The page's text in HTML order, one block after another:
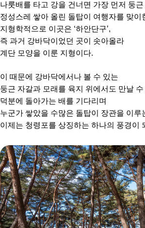
나룻배를 타고 강을 건너면 가장 먼저 둥
정성스레 쌓아 올린 돌탑이 여행자를 맞이
지형학적으로 이곳은 ‘하안단구’,
즉 과거 강바닥이었던 곳이 솟아올라
계단 모양을 이룬 지형이다.
이 때문에 강바닥에서나 볼 수 있는
둥근 자갈과 모래를 육지 위에서도 만날 수
덕분에 돌아가는 배를 기다리며
누군가 쌓았을 수많은 돌탑이 장관을 이루
이제는 청령포를 상징하는 하나의 풍경이